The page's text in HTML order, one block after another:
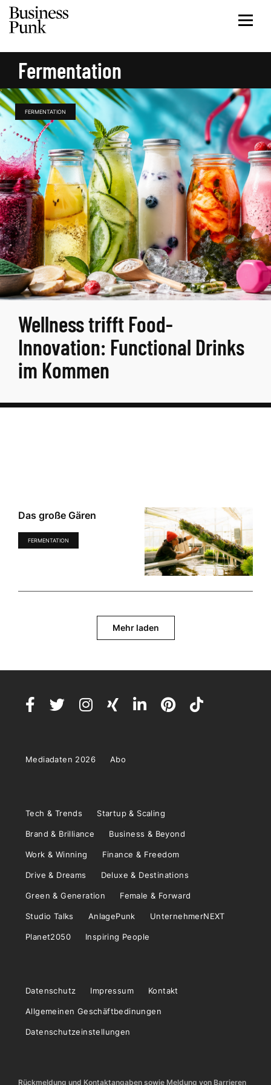
Fermentation
FERMENTATION
Wellness trifft Food-
Innovation: Functional Drinks
im Kommen
Das große Gären
FERMENTATION
Mehr laden
Mediadaten 2026 Abo
Tech & Trends Startup & Scaling
Brand & Brilliance Business & Beyond
Work & Winning Finance & Freedom
Drive & Dreams Deluxe & Destinations
Green & Generation Female & Forward
Studio Talks AnlagePunk UnternehmerNEXT
Planet2050 Inspiring People
Datenschutz Impressum Kontakt
Allgemeinen Geschäftbedinungen
Datenschutzeinstellungen
Rückmeldung und Kontaktangaben sowie Meldung von Barrieren